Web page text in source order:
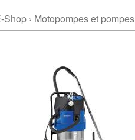
Shop › Motopompes et pompes